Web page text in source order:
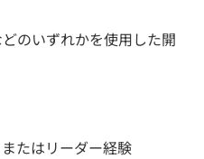
のいずれかを使用した開
たはリーダー経験